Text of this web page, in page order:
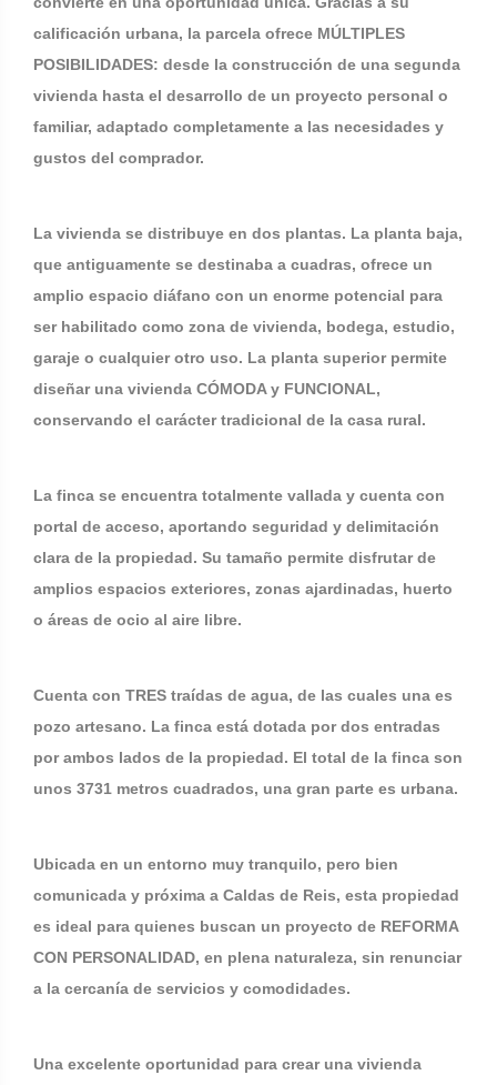
calificación urbana, la parcela ofrece MÚLTIPLES
POSIBILIDADES: desde la construcción de una segunda
vivienda hasta el desarrollo de un proyecto personal o
familiar, adaptado completamente a las necesidades y
gustos del comprador.
La vivienda se distribuye en dos plantas. La planta baja,
que antiguamente se destinaba a cuadras, ofrece un
amplio espacio diáfano con un enorme potencial para
ser habilitado como zona de vivienda, bodega, estudio,
garaje o cualquier otro uso. La planta superior permite
diseñar una vivienda CÓMODA y FUNCIONAL,
conservando el carácter tradicional de la casa rural.
La finca se encuentra totalmente vallada y cuenta con
portal de acceso, aportando seguridad y delimitación
clara de la propiedad. Su tamaño permite disfrutar de
amplios espacios exteriores, zonas ajardinadas, huerto
o áreas de ocio al aire libre.
Cuenta con TRES traídas de agua, de las cuales una es
pozo artesano. La finca está dotada por dos entradas
por ambos lados de la propiedad. El total de la finca son
unos 3731 metros cuadrados, una gran parte es urbana.
Ubicada en un entorno muy tranquilo, pero bien
comunicada y próxima a Caldas de Reis, esta propiedad
es ideal para quienes buscan un proyecto de REFORMA
CON PERSONALIDAD, en plena naturaleza, sin renunciar
a la cercanía de servicios y comodidades.
Una excelente oportunidad para crear una vivienda